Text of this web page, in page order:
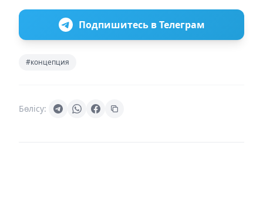
Подпишитесь в Телеграм
#концепция
Бөлісу: